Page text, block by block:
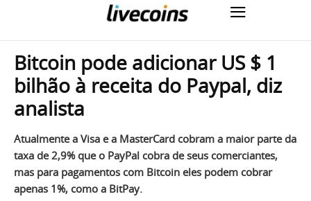
Bitcoin pode adicionar US $ 1
bilhão à receita do Paypal, diz
analista
Atualmente a Visa e a MasterCard cobram a maior parte da
taxa de 2,9% que o PayPal cobra de seus comerciantes,
mas para pagamentos com Bitcoin eles podem cobrar
apenas 1%, como a BitPay.